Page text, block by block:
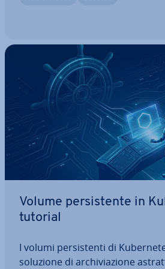
Volume per­si­sten­te in
tutorial
I volumi per­si­sten­ti di
soluzione di ar­chi­via­zio­ne